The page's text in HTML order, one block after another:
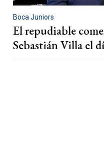
Boca Juniors
El repudiable
Sebastián Villa el